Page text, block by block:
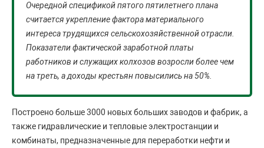
Очередной спецификой пятого пятилетнего плана
считается укрепление фактора материального
интереса трудящихся сельскохозяйственной отрасли.
Показатели фактической заработной платы
работников и служащих колхозов возросли более чем
на треть, а доходы крестьян повысились на 50%.
Построено больше 3000 новых больших заводов и фабрик, а
также гидравлические и тепловые электростанции и
комбинаты, предназначенные для переработки нефти и